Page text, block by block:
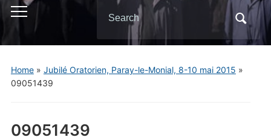
Toggle
mobile
menu
Search
for:
Home» Jubilé Oratorien, Paray-le-Monial, 8-10 mai 2015 »
09051439
09051439